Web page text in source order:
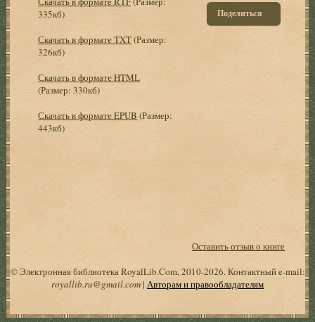
335кб)
Скачать в формате TXT(Размер:
326кб)
Скачать в формате HTML
(Размер: 330кб)
Скачать в формате EPUB (Размер:
443кб)
Поделиться
Оставить отзыв о книге
© Электронная библиотека RoyalLib.Com, 2010-2026. Контактный e-mail:
royallib.ru@gmail.com| Авторам и правообладателям